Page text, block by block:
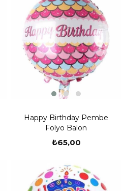
Happy Birthday Pembe
Folyo Balon
₺65,00